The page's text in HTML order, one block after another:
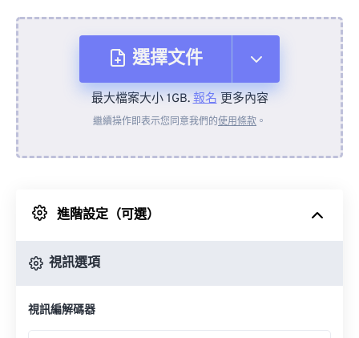
選擇文件
來自裝置
來自 Google 雲端硬碟
最大檔案大小 1GB.報名更多內容
繼續操作即表示您同意我們的使用條款 。
進階設定（可選）
視訊選項
視訊編解碼器